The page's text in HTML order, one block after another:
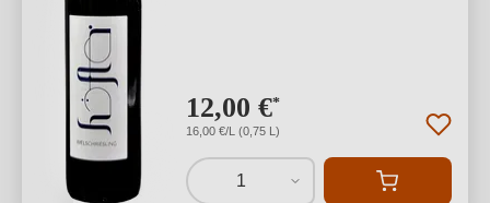
12,00 €*
16,00 €/L (0,75 L)
1